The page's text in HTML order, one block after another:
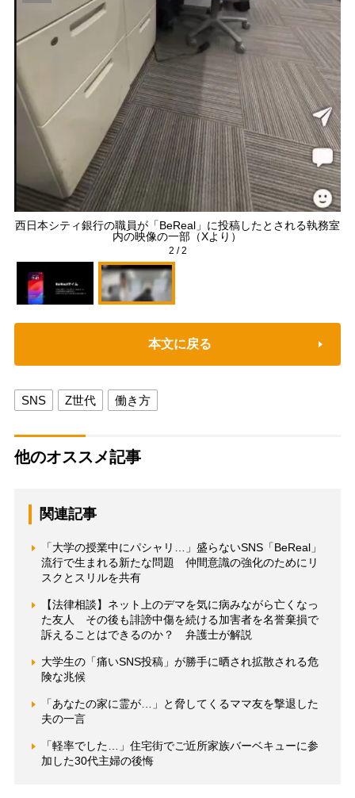
西日本シティ銀行の職員が「BeReal」に投稿したとされる執務室
内の映像の一部（Xより）
2 /2
本文に戻る
SNS Z世代 働き方
他のオススメ記事
関連記事
「大学の授業中にパシャリ…」盛らないSNS「BeReal」
流行で生まれる新たな問題 仲間意識の強化のためにリ
スクとスリルを共有
【法律相談】ネット上のデマを気に病みながら亡くなっ
た友人 その後も誹謗中傷を続ける加害者を名誉棄損で
訴えることはできるのか？ 弁護士が解説
大学生の「痛いSNS投稿」が勝手に晒され拡散される危
険な兆候
「あなたの家に霊が…」と脅してくるママ友を撃退した
夫の一言
「軽率でした…」住宅街でご近所家族バーベキューに参
加した30代主婦の後悔